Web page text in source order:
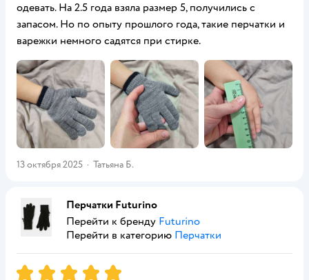
одевать. На 2.5 года взяла размер 5, получились с
запасом. Но по опыту прошлого года, такие перчатки и
варежки немного садятся при стирке.
13 октября 2025 · Татьяна Б.
Перчатки Futurino
Перейти к бренду Futurino
Перейти в категорию Перчатки
Рейтинг:5